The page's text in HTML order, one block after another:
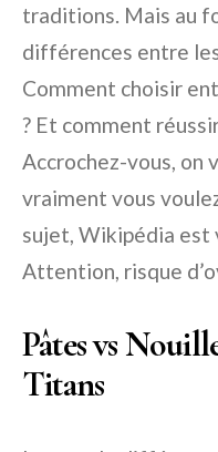
traditions. Mais au
différences entre
Comment choisir
? Et comment
Accrochez-vous, on
vraiment vous
sujet, Wikipédia est
Attention, risque
Pâtes vs
Titans